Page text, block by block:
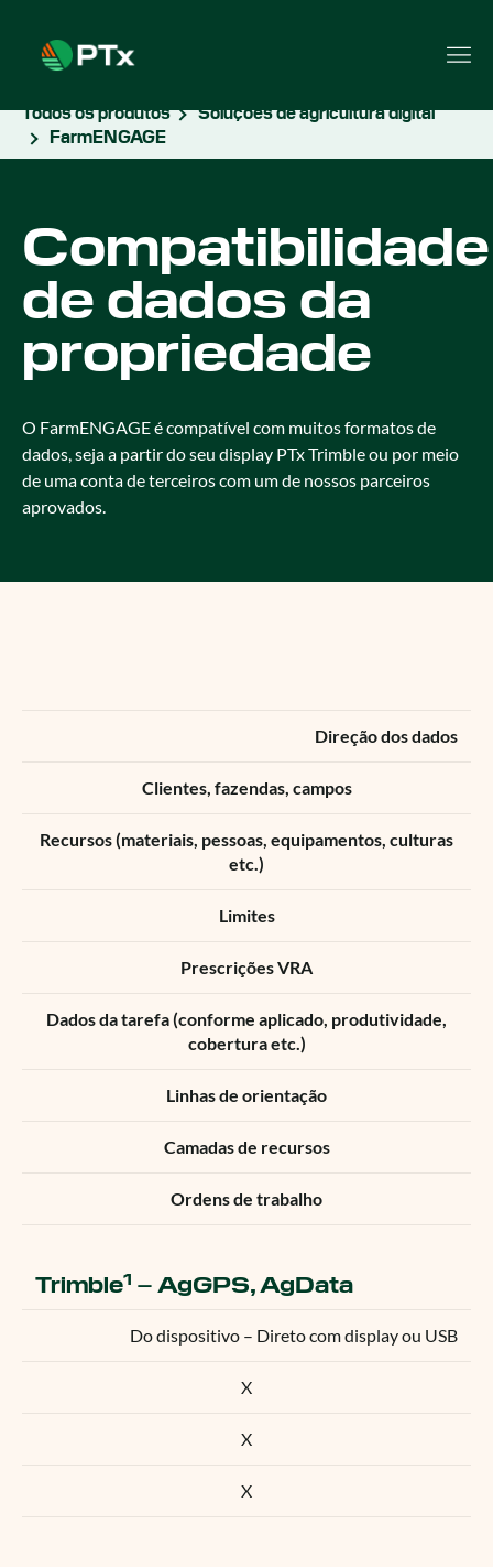
Todos os produtos
Soluções de agricultura digital
FarmENGAGE
Compatibilidade
de dados da
propriedade
O FarmENGAGE é compatível com muitos formatos de
dados, seja a partir do seu display PTx Trimble ou por meio
de uma conta de terceiros com um de nossos parceiros
aprovados.
Direção dos dados
Clientes, fazendas, campos
Recursos (materiais, pessoas, equipamentos, culturas
etc.)
Limites
Prescrições VRA
Dados da tarefa (conforme aplicado, produtividade,
cobertura etc.)
Linhas de orientação
Camadas de recursos
Ordens de trabalho
Trimble1 – AgGPS, AgData
Do dispositivo – Direto com display ou USB
X
X
X